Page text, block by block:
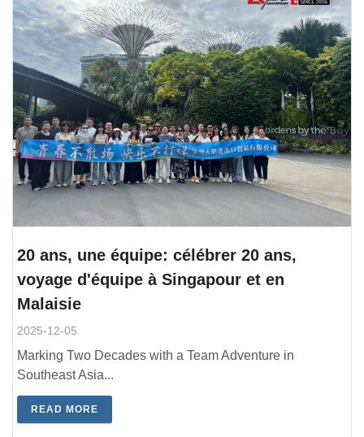
20 ans, une équipe: célébrer 20 ans,
voyage d'équipe à Singapour et en
Malaisie
2025-12-05
Marking Two Decades with a Team Adventure in
Southeast Asia...
READ MORE